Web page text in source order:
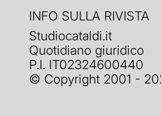
INFO SULLA RIVISTA
Studiocataldi.it
Quotidiano giuridico
P.I. IT02324600440
© Copyright 2001 -